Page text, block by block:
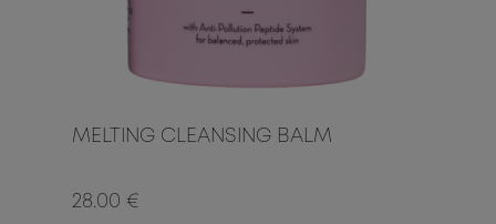
MELTING CLEANSING BALM
28.00 €